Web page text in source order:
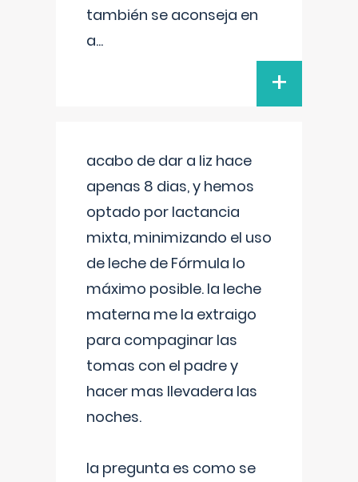
también se aconseja en
a...
+
acabo de dar a liz hace
apenas 8 dias, y hemos
optado por lactancia
mixta, minimizando el uso
de leche de Fórmula lo
máximo posible. la leche
materna me la extraigo
para compaginar las
tomas con el padre y
hacer mas llevadera las
noches.
la pregunta es como se